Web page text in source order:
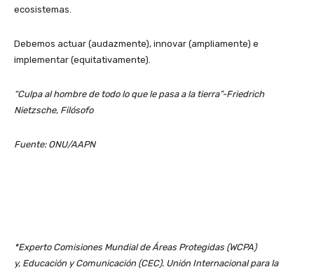
ecosistemas.
Debemos actuar (audazmente), innovar (ampliamente) e
implementar (equitativamente).
“Culpa al hombre de todo lo que le pasa a la tierra”-Friedrich
Nietzsche, Filósofo
Fuente: ONU/AAPN
*Experto Comisiones Mundial de Áreas Protegidas (WCPA)
y, Educación y Comunicación (CEC). Unión Internacional para la